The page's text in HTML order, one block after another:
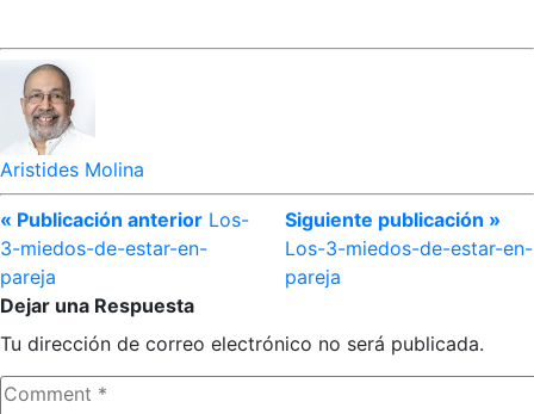
Aristides Molina
« Publicación anterior Los-
3-miedos-de-estar-en-
pareja
Siguiente publicación »
Los-3-miedos-de-estar-en-
pareja
Dejar una Respuesta
Tu dirección de correo electrónico no será publicada.